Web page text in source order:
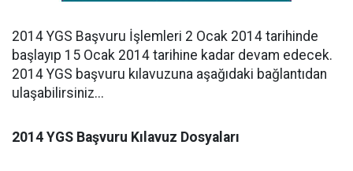
2014 YGS Başvuru İşlemleri 2 Ocak 2014 tarihinde
başlayıp 15 Ocak 2014 tarihine kadar devam edecek.
2014 YGS başvuru kılavuzuna aşağıdaki bağlantıdan
ulaşabilirsiniz...
2014 YGS Başvuru Kılavuz Dosyaları